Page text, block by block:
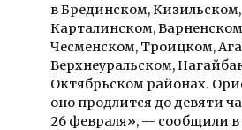
в Брединском, Кизильском,
Карталинском,
Чесменском, Троицком,
Верхнеуральском,
Октябрьском районах.
оно продлится до девяти
26 февраля», — сообщили в